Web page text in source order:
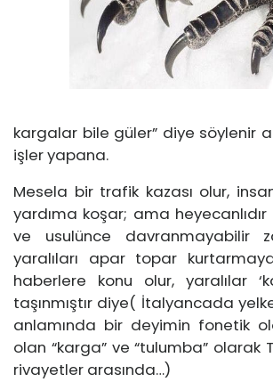
kargalar bile güler” diye söylenir
işler yapana.
Mesela bir trafik kazası olur,
yardıma koşar; ama
ve usulünce davranmayabilir
yaralıları apar topar
haberlere konu olur, yaralılar
taşınmıştır diye( İtalyancada
anlamında bir deyimin fonetik
olan “karga” ve “tulumba” olarak
rivayetler arasında…)